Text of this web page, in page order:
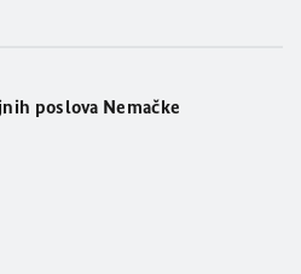
poslova Nemačke